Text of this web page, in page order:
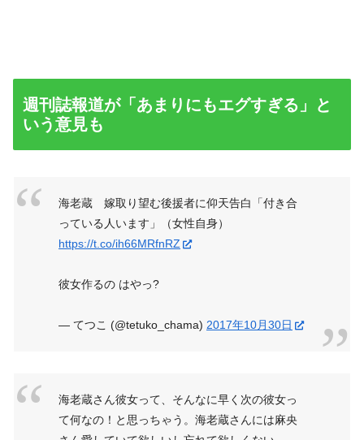
週刊誌報道が「あまりにもエグすぎる」と
いう意見も
海老蔵 嫁取り望む後援者に仰天告白「付き合
っている人います」（女性自身）
https://t.co/ih66MRfnRZ
彼女作るの はやっ?
— てつこ (@tetuko_chama) 2017年10月30日
海老蔵さん彼女って、そんなに早く次の彼女っ
て何なの！と思っちゃう。海老蔵さんには麻央